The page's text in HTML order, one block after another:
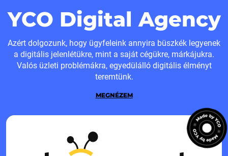
YCO Digital Agency
Azért dolgozunk, hogy ügyfeleink annyira büszkék legyenek
a digitális jelenlétükre, mint a saját cégükre, márkájukra.
Valós üzleti problémákra, egyedülálló digitális élményt
teremtünk.
MEGNÉZEM